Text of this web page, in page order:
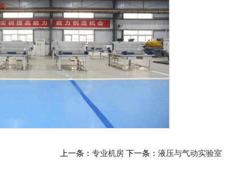
上一条： 专业机房 下一条： 液压与气动实验室